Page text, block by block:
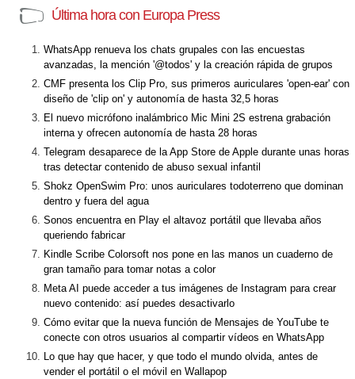
Última hora con Europa Press
WhatsApp renueva los chats grupales con las encuestas
avanzadas, la mención '@todos' y la creación rápida de grupos
CMF presenta los Clip Pro, sus primeros auriculares 'open-ear' con
diseño de 'clip on' y autonomía de hasta 32,5 horas
El nuevo micrófono inalámbrico Mic Mini 2S estrena grabación
interna y ofrecen autonomía de hasta 28 horas
Telegram desaparece de la App Store de Apple durante unas horas
tras detectar contenido de abuso sexual infantil
Shokz OpenSwim Pro: unos auriculares todoterreno que dominan
dentro y fuera del agua
Sonos encuentra en Play el altavoz portátil que llevaba años
queriendo fabricar
Kindle Scribe Colorsoft nos pone en las manos un cuaderno de
gran tamaño para tomar notas a color
Meta AI puede acceder a tus imágenes de Instagram para crear
nuevo contenido: así puedes desactivarlo
Cómo evitar que la nueva función de Mensajes de YouTube te
conecte con otros usuarios al compartir vídeos en WhatsApp
Lo que hay que hacer, y que todo el mundo olvida, antes de
vender el portátil o el móvil en Wallapop